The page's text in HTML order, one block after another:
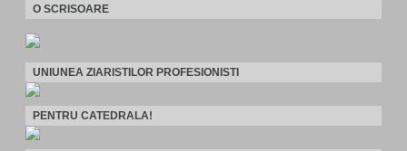
O SCRISOARE
UNIUNEA ZIARISTILOR PROFESIONISTI
PENTRU CATEDRALA!